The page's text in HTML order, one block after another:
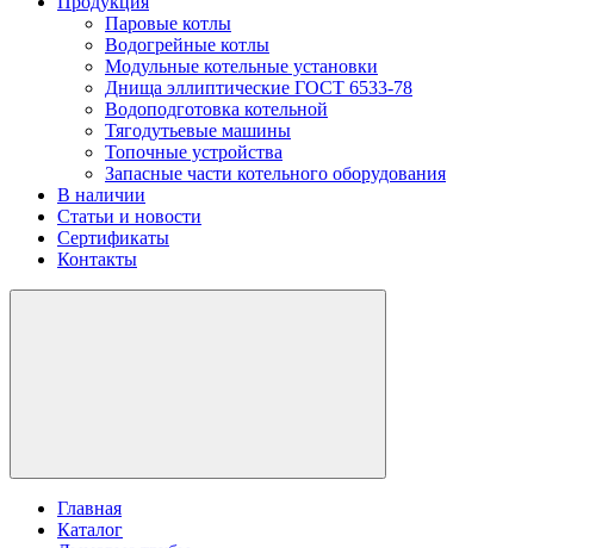
Паровые котлы
Водогрейные котлы
Модульные котельные установки
Днища эллиптические ГОСТ 6533-78
Водоподготовка котельной
Тягодутьевые машины
Топочные устройства
Запасные части котельного оборудования
В наличии
Статьи и новости
Сертификаты
Контакты
Главная
Каталог